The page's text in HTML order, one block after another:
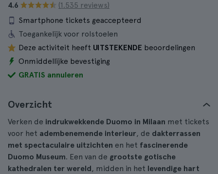
4.6
(1.535 reviews)
Smartphone tickets geaccepteerd
Toegankelijk voor rolstoelen
Deze activiteit heeft UITSTEKENDE beoordelingen
Onmiddellijke bevestiging
GRATIS annuleren
Overzicht
Verken de indrukwekkende Duomo in Milaan met tickets
voor het adembenemende interieur, de dakterrassen
met spectaculaire uitzichten en het fascinerende
Duomo Museum. Een van de grootste gotische
kathedralen ter wereld, midden in het levendige hart